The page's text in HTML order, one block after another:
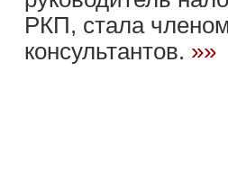
РКП, стала
консультантов. »»